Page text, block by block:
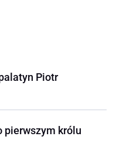
Piotr
pierwszym królu